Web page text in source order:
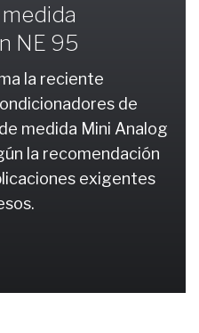
NE 95
la reciente
de
medida Mini Analog
la recomendación
exigentes